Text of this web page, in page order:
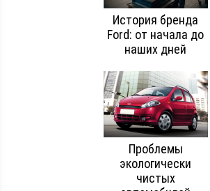
История бренда
Ford: от начала до
наших дней
Проблемы
экологически
чистых